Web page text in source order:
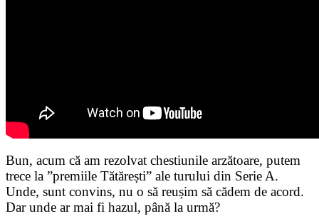
Bun, acum că am rezolvat chestiunile arzătoare, putem
trece la ”premiile Tătărești” ale turului din Serie A.
Unde, sunt convins, nu o să reușim să cădem de acord.
Dar unde ar mai fi hazul, până la urmă?